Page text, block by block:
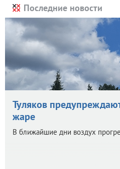
Последние новости
Туляков
жаре
В ближайшие дни воздух